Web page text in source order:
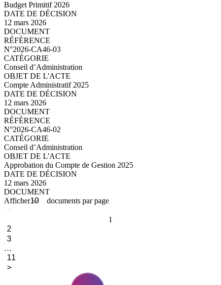
Budget Primitif 2026
12 mars 2026
N°2026-CA46-03
Conseil d’Administration
Compte Administratif 2025
12 mars 2026
N°2026-CA46-02
Conseil d’Administration
Approbation du Compte de Gestion 2025
12 mars 2026
Afficher
documents par page
<
1
2
3
…
11
>